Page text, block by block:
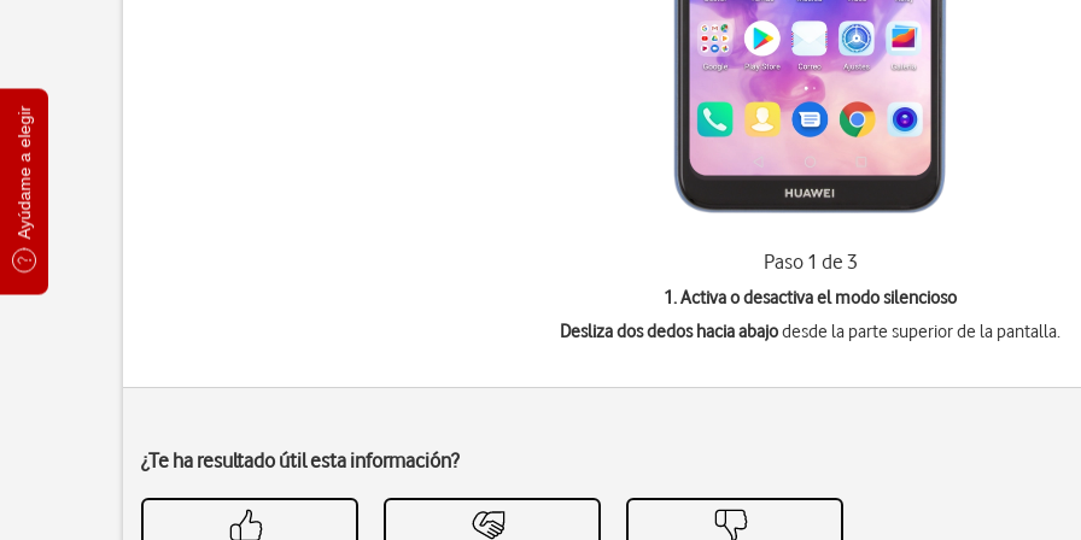
Ayúdame a elegir
Paso 1 de 3
1. Activa o desactiva el modo silencioso
Desliza dos dedos hacia abajodesde la parte superior de la pantalla.
¿Te ha resultado útil esta información?